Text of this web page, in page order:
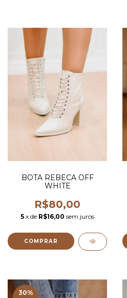
BOTA REBECA OFF
WHITE
R$80,00
5 x de R$16,00 sem juros
COMPRAR
30%